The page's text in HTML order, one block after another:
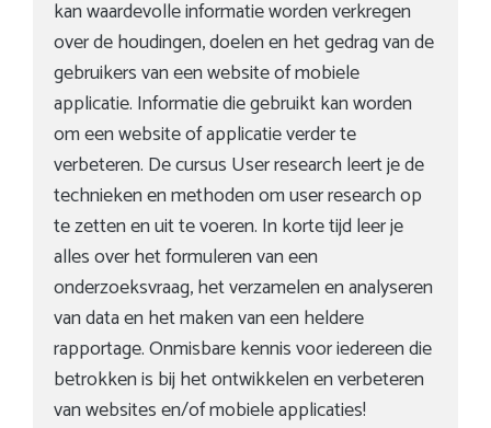
kan waardevolle informatie worden verkregen
over de houdingen, doelen en het gedrag van de
gebruikers van een website of mobiele
applicatie. Informatie die gebruikt kan worden
om een website of applicatie verder te
verbeteren. De cursus User research leert je de
technieken en methoden om user research op
te zetten en uit te voeren. In korte tijd leer je
alles over het formuleren van een
onderzoeksvraag, het verzamelen en analyseren
van data en het maken van een heldere
rapportage. Onmisbare kennis voor iedereen die
betrokken is bij het ontwikkelen en verbeteren
van websites en/of mobiele applicaties!